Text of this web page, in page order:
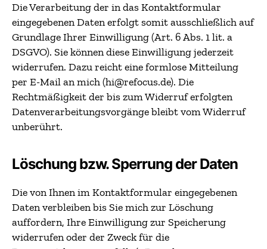
Die Verarbeitung der in das Kontaktformular
eingegebenen Daten erfolgt somit ausschließlich auf
Grundlage Ihrer Einwilligung (Art. 6 Abs. 1 lit. a
DSGVO). Sie können diese Einwilligung jederzeit
widerrufen. Dazu reicht eine formlose Mitteilung
per E-Mail an mich (hi@refocus.de). Die
Rechtmäßigkeit der bis zum Widerruf erfolgten
Datenverarbeitungsvorgänge bleibt vom Widerruf
unberührt.
Löschung bzw. Sperrung der Daten
Die von Ihnen im Kontaktformular eingegebenen
Daten verbleiben bis Sie mich zur Löschung
auffordern, Ihre Einwilligung zur Speicherung
widerrufen oder der Zweck für die